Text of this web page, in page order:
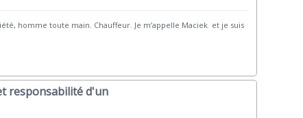
homme toute main. Chauffeur. Je m’appelle Maciek et je suis
responsabilité d'un